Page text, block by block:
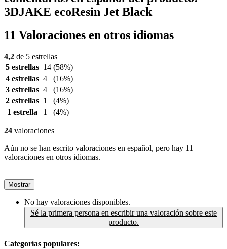
3DJAKE ecoResin Jet Black
11 Valoraciones en otros idiomas
4,2 de 5 estrellas
5 estrellas 14 (58%)
4 estrellas 4
(16%)
3 estrellas 4
(16%)
2 estrellas 1
(4%)
1 estrella
1 (4%)
24 valoraciones
Aún no se han escrito valoraciones en español, pero hay 11
valoraciones en otros idiomas.
Mostrar
No hay valoraciones disponibles.
Sé la primera persona en escribir una valoración sobre este
producto.
Categorías populares: